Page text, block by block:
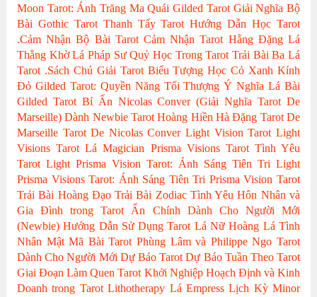
Moon Tarot: Ánh Trăng Ma Quái Gilded Tarot Giải Nghĩa Bộ
Bài Gothic Tarot Thanh Tẩy Tarot Hướng Dẫn Học Tarot
.Cảm Nhận Bộ Bài Tarot Cảm Nhận Tarot Hằng Đặng Lá
Thằng Khờ Lá Pháp Sư Quỷ Học Trong Tarot Trải Bài Ba Lá
Tarot .Sách Chú Giải Tarot Biểu Tượng Học Cỏ Xanh Kính
Đỏ Gilded Tarot: Quyền Năng Tối Thượng Ý Nghĩa Lá Bài
Gilded Tarot Bí Ẩn Nicolas Conver (Giải Nghĩa Tarot De
Marseille) Dành Newbie Tarot Hoàng Hiền Hà Đặng Tarot De
Marseille Tarot De Nicolas Conver Light Vision Tarot Light
Visions Tarot Lá Magician Prisma Visions Tarot Tình Yêu
Tarot Light Prisma Vision Tarot: Ánh Sáng Tiên Tri Light
Prisma Visions Tarot: Ánh Sáng Tiên Tri Prisma Vision Tarot
Trải Bài Hoàng Đạo Trải Bài Zodiac Tình Yêu Hôn Nhân và
Gia Đình trong Tarot
Ẩn Chính
Dành Cho Người Mới
(Newbie) Hướng Dẫn Sử Dụng Tarot Lá Nữ Hoàng Lá Tình
Nhân Mật Mã Bài Tarot Phùng Lâm và Philippe Ngo Tarot
Dành Cho Người Mới Dự Báo Tarot Dự Báo Tuần Theo Tarot
Giai Đoạn Làm Quen Tarot Khởi Nghiệp Hoạch Định và Kinh
Doanh trong Tarot Lithotherapy Lá Empress Lịch Kỳ Minor